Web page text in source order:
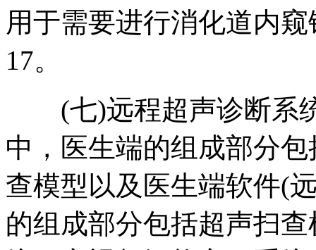
用于需要进行消化道内
17。
(七)远程超声诊断系
中，医生端的组成部分
查模型以及医生端软件(
的组成部分包括超声扫